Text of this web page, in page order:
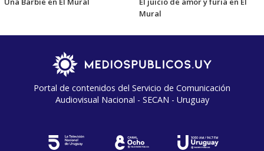
Mural
Portal de contenidos del Servicio de Comunicación
Audiovisual Nacional - SECAN - Uruguay